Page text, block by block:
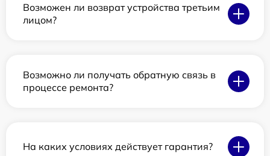
Возможен ли возврат устройства третьим
лицом?
Возможно ли получать обратную связь в
процессе ремонта?
На каких условиях действует гарантия?